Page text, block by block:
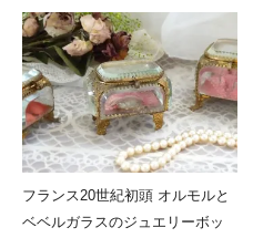
フランス20世紀初頭 オルモルと
ベベルガラスのジュエリーボッ